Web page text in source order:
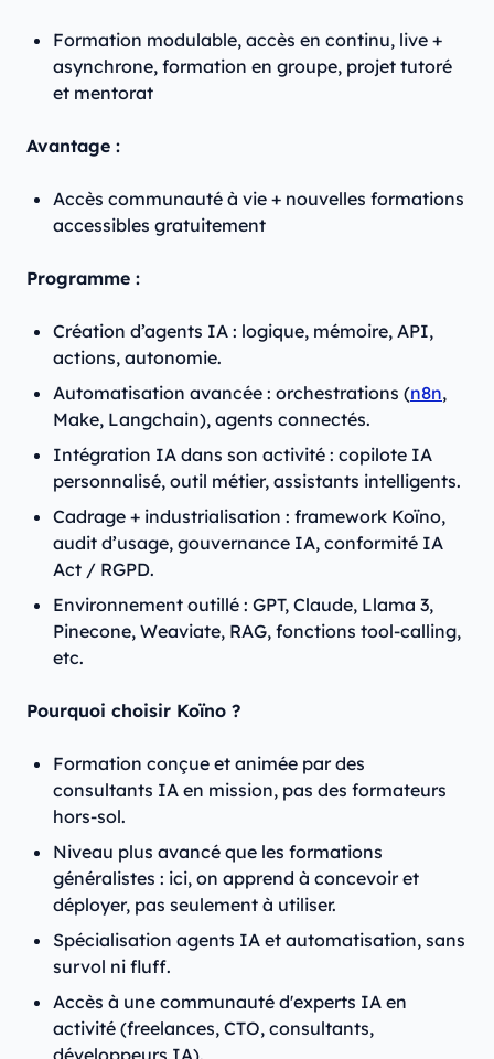
Formation modulable, accès en continu, live +
asynchrone, formation en groupe, projet tutoré
et mentorat
Avantage :
Accès communauté à vie + nouvelles formations
accessibles gratuitement
Programme :
Création d’agents IA : logique, mémoire, API,
actions, autonomie.
Automatisation avancée : orchestrations (n8n,
Make, Langchain), agents connectés.
Intégration IA dans son activité : copilote IA
personnalisé, outil métier, assistants intelligents.
Cadrage + industrialisation : framework Koïno,
audit d’usage, gouvernance IA, conformité IA
Act / RGPD.
Environnement outillé : GPT, Claude, Llama 3,
Pinecone, Weaviate, RAG, fonctions tool-calling,
etc.
Pourquoi choisir Koïno ?
Formation conçue et animée par des
consultants IA en mission, pas des formateurs
hors-sol.
Niveau plus avancé que les formations
généralistes : ici, on apprend à concevoir et
déployer, pas seulement à utiliser.
Spécialisation agents IA et automatisation, sans
survol ni fluff.
Accès à une communauté d'experts IA en
activité (freelances, CTO, consultants,